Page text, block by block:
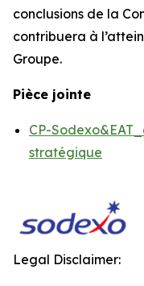
conclusions de la
contribuera à
Groupe.
Pièce jointe
CP-
stratégique
Legal Disclaimer: